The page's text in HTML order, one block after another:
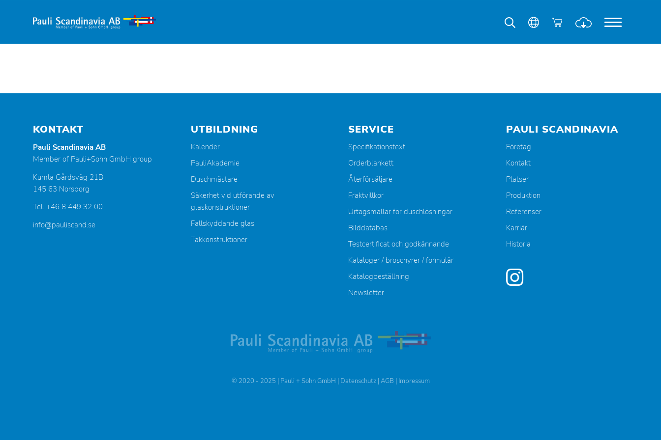
KONTAKT
Pauli Scandinavia AB
Member of Pauli+Sohn GmbH group
Kumla Gårdsväg 21B
145 63 Norsborg
Tel. +46 8 449 32 00
info@pauliscand.se
UTBILDNING
Kalender
PauliAkademie
Duschmästare
Säkerhet vid utförande av
glaskonstruktioner
Fallskyddande glas
Takkonstruktioner
SERVICE
Specifikationstext
Orderblankett
Återförsäljare
Fraktvillkor
Urtagsmallar för duschlösningar
Bilddatabas
Testcertificat och godkännande
Kataloger / broschyrer / formulär
Katalogbeställning
Newsletter
PAULI SCANDINAVIA
Företag
Kontakt
Platser
Produktion
Referenser
Karriär
Historia
© 2020 - 2025 | Pauli + Sohn GmbH | Datenschutz|AGB | Impressum